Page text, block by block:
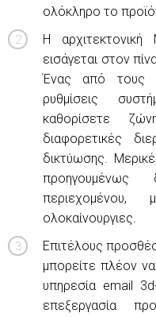
ολόκληρο το
Η
εισάγεται στον
Ένας από τους
ρυθμίσεις
καθορίσετε
διαφορετικές
δικτύωσης.
προηγουμένως
ολοκαίνουργιες.
Επιτέλους
μπορείτε πλέον
υπηρεσία email
επεξεργασία